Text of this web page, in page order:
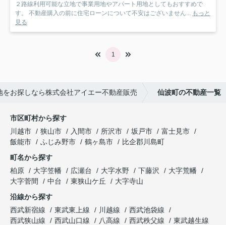
２路線利用可能な立地で事業用地やアパート用地としてもおすすめで
す。 不動産購入の前に住宅ローンについて不安はございません... もっと
見る
1
をお探しなら株式会社アイエー不動産販売 仙波町の不動産一覧
市区町村から探す
川越市
狭山市 入間市 所沢市 坂戸市
富士見市
飯能市
ふじみ野市 鶴ヶ島市
比企郡川島町
町名から探す
柏原
大字笠幡 広瀬台 大字水野 下藤沢
大字荒幡
大字菅間
中台 東狭山ケ丘
大字寺山
沿線から探す
西武新宿線
東武東上線 川越線
西武池袋線
西武狭山線
西武山口線 八高線 西武秩父線
東武越生線